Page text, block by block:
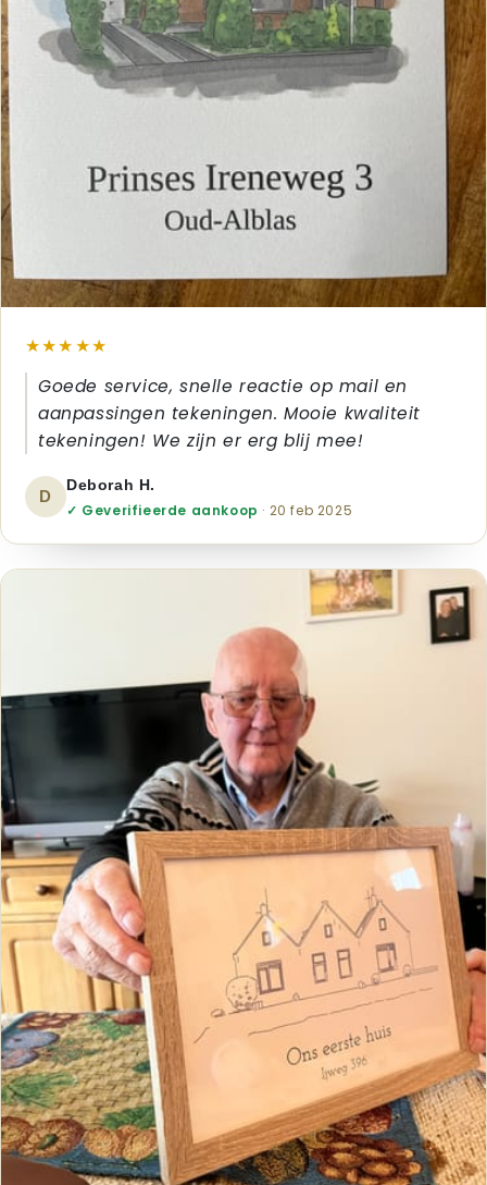
★★★★★
Goede service, snelle reactie op mail en
aanpassingen tekeningen. Mooie kwaliteit
tekeningen! We zijn er erg blij mee!
D
Deborah H.
✓ Geverifieerde aankoop · 20 feb 2025